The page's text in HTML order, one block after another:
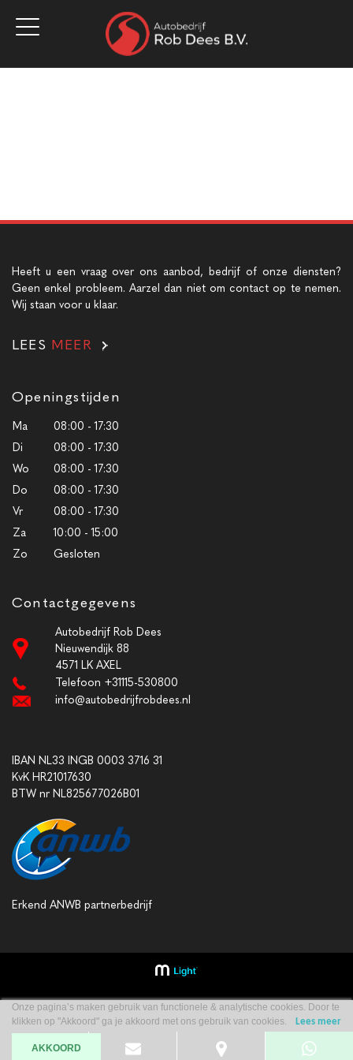
Aanbod
Heeft u een vraag over ons aanbod, bedrijf of onze diensten?
Geen enkel probleem. Aarzel dan niet om contact op te nemen.
Wij staan voor u klaar.
LEES MEER
Openingstijden
Ma
08:00 - 17:30
Di
08:00 - 17:30
Wo
08:00 - 17:30
Do
08:00 - 17:30
Vr
08:00 - 17:30
Za
10:00 - 15:00
Zo
Gesloten
Contactgegevens
Autobedrijf Rob Dees
Nieuwendijk 88
4571 LK AXEL
Telefoon +31115-530800
info@autobedrijfrobdees.nl
IBAN NL33 INGB 0003 3716 31
KvK HR21017630
BTW nr NL825677026B01
Erkend ANWB partnerbedrijf
Onze pagina’s maken gebruik van functionele & analytische cookies. Door te
klikken op "Akkoord" ga je akkoord met ons gebruik van cookies.
Lees meer
AKKOORD